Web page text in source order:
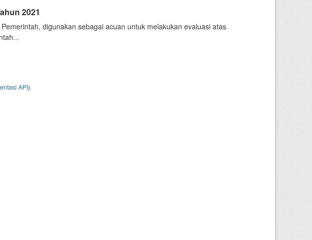
2021
digunakan sebagai acuan untuk melakukan evaluasi atas
API).